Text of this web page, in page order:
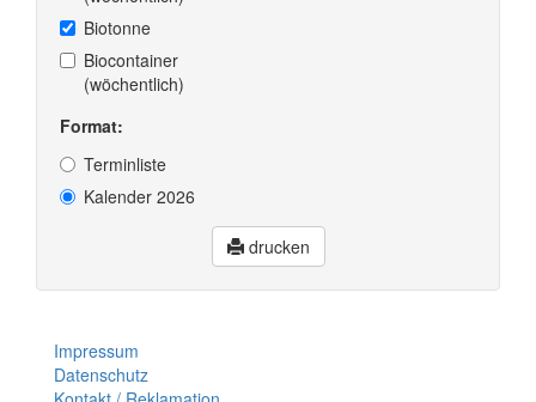
Biotonne
Biocontainer
(wöchentlich)
Format:
Terminliste
Kalender 2026
drucken
Impressum
Datenschutz